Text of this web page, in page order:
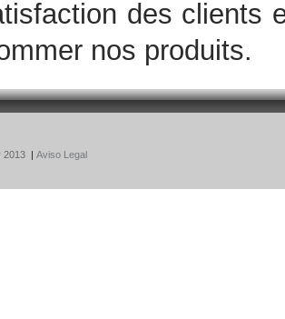
des clients
nos produits.
2013 | Aviso Legal